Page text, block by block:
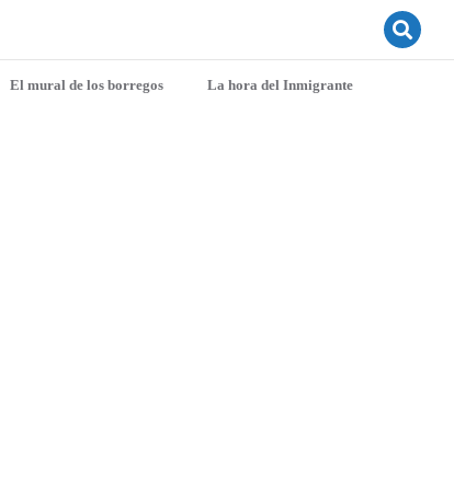
El mural de los borregos La hora del Inmigrante